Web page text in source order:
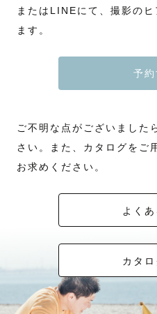
またはLINEにて、撮影の
ます。
予約
ご不明な点がございました
さい。また、カタログをご
お求めください。
よくあ
カタ